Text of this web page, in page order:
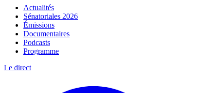
Actualités
Sénatoriales 2026
Émissions
Documentaires
Podcasts
Programme
Le direct